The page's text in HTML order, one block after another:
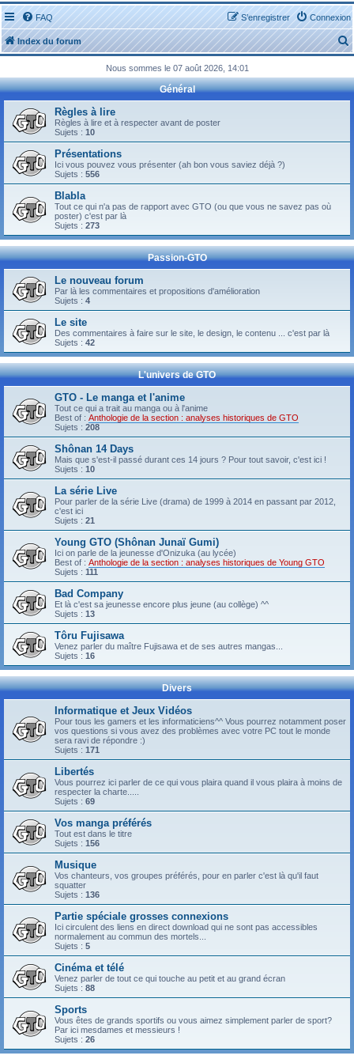
FAQ Connexion
S’enregistrer
Index du forum
e
c
Nous sommes le 07 août 2026, 14:01
Général
Règles à lire
Règles à lire et à respecter avant de poster
Sujets : 10
Présentations
Ici vous pouvez vous présenter (ah bon vous saviez déjà ?)
Sujets : 556
Blabla
Tout ce qui n'a pas de rapport avec GTO (ou que vous ne savez pas où
poster) c'est par là
Sujets : 273
Passion-GTO
Le nouveau forum
Par là les commentaires et propositions d'amélioration
Sujets : 4
Le site
Des commentaires à faire sur le site, le design, le contenu ... c'est par là
Sujets : 42
L'univers de GTO
GTO - Le manga et l'anime
Tout ce qui a trait au manga ou à l'anime
Best of : Anthologie de la section : analyses historiques de GTO
Sujets : 208
Shônan 14 Days
Mais que s'est-il passé durant ces 14 jours ? Pour tout savoir, c'est ici !
Sujets : 10
La série Live
Pour parler de la série Live (drama) de 1999 à 2014 en passant par 2012,
c'est ici
Sujets : 21
Young GTO (Shônan Junaï Gumi)
Ici on parle de la jeunesse d'Onizuka (au lycée)
Best of : Anthologie de la section : analyses historiques de Young GTO
Sujets : 111
Bad Company
Et là c'est sa jeunesse encore plus jeune (au collège) ^^
Sujets : 13
Tôru Fujisawa
Venez parler du maître Fujisawa et de ses autres mangas...
Sujets : 16
Divers
Informatique et Jeux Vidéos
Pour tous les gamers et les informaticiens^^ Vous pourrez notamment poser
vos questions si vous avez des problèmes avec votre PC tout le monde
sera ravi de répondre :)
Sujets : 171
Libertés
Vous pourrez ici parler de ce qui vous plaira quand il vous plaira à moins de
respecter la charte.....
Sujets : 69
Vos manga préférés
Tout est dans le titre
Sujets : 156
Musique
Vos chanteurs, vos groupes préférés, pour en parler c'est là qu'il faut
squatter
Sujets : 136
Partie spéciale grosses connexions
Ici circulent des liens en direct download qui ne sont pas accessibles
normalement au commun des mortels...
Sujets : 5
Cinéma et télé
Venez parler de tout ce qui touche au petit et au grand écran
Sujets : 88
Sports
Vous êtes de grands sportifs ou vous aimez simplement parler de sport?
Par ici mesdames et messieurs !
Sujets : 26